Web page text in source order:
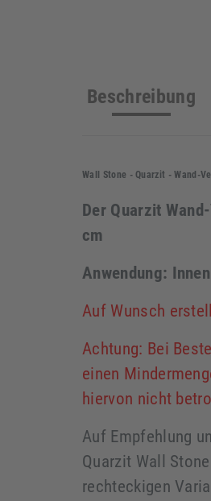
Beschreibung
Wall Stone - Quarzit - Wand-
Der Quarzit
cm
Anwendung:
Auf Wunsch
Achtung: Bei
einen
hiervon nicht
Auf Empfehlung
Quarzit Wall
rechteckigen